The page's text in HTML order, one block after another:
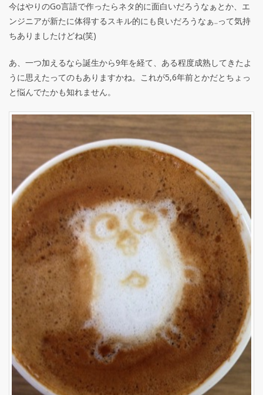
今はやりのGo言語で作ったらネタ的に面白いだろうなぁとか、エ
ンジニアが新たに体得するスキル的にも良いだろうなぁ..って気持
ちありましたけどね(笑)
あ、一つ加えるなら誕生から9年を経て、ある程度成熟してきたよ
うに思えたってのもありますかね。これが5,6年前とかだとちょっ
と悩んでたかも知れません。